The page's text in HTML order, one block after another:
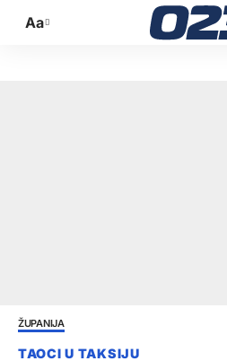
Promijeni
Aa
ŽUPANIJA